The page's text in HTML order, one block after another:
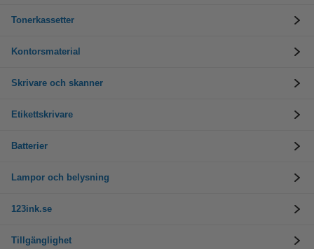
Tonerkassetter
Kontorsmaterial
Skrivare och skanner
Etikettskrivare
Batterier
Lampor och belysning
123ink.se
Tillgänglighet